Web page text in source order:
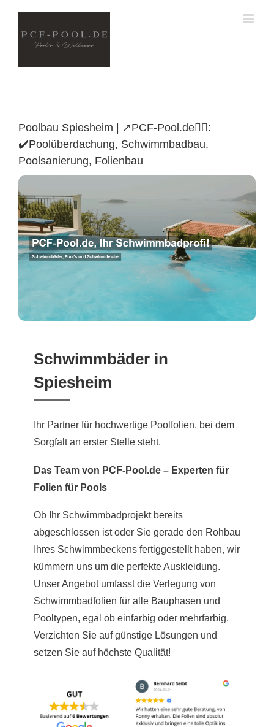
content
Poolbau Spiesheim | ↗️PCF-Pool.de🏊🏼:
✔️Poolüberdachung, Schwimmbadbau,
Poolsanierung, Folienbau
Schwimmbäder in
Spiesheim
Ihr Partner für hochwertige Poolfolien, bei dem
Sorgfalt an erster Stelle steht.
Das Team von PCF-Pool.de – Experten für
Folien für Pools
Ob Ihr Schwimmbadprojekt bereits
abgeschlossen ist oder Sie gerade den Rohbau
Ihres Schwimmbeckens fertiggestellt haben, wir
kümmern uns um die perfekte Auskleidung.
Unser Angebot umfasst die Verlegung von
Schwimmbadfolien für alle Bauphasen und
Pooltypen, egal ob einfarbig oder mehrfarbig.
Verzichten Sie auf günstige Lösungen und
setzen Sie auf höchste Qualität!